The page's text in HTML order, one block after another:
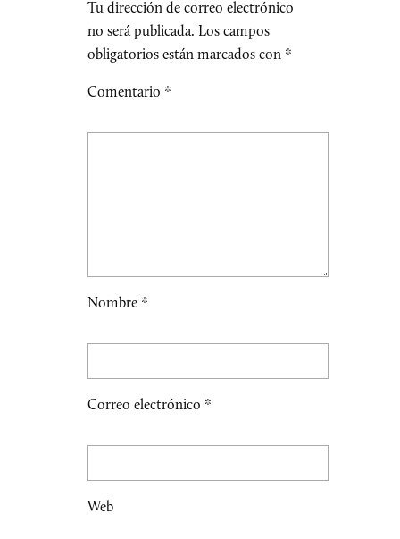
Tu dirección de correo electrónico
no será publicada. Los campos
obligatorios están marcados con *
Comentario *
Nombre *
Correo electrónico *
Web